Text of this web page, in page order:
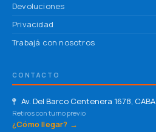
Devoluciones
Privacidad
Trabajá con nosotros
CONTACTO
Av. Del Barco Centenera 1678, CABA
Retiros con turno previo
¿Cómo llegar? →